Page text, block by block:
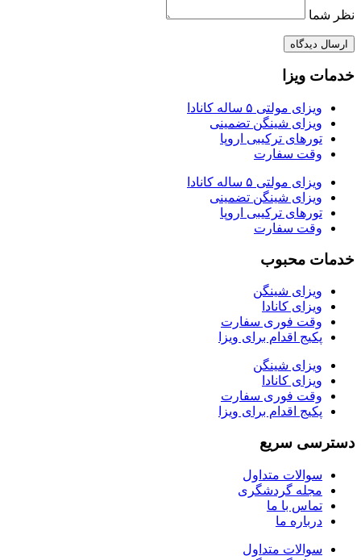
نظر شما
ارسال دیدگاه
خدمات ویزا
ویزای مولتی ۵ ساله کانادا
ویزای شینگن تضمینی
تورهای ترکیبی اروپا
وقت سفارت
ویزای مولتی ۵ ساله کانادا
ویزای شینگن تضمینی
تورهای ترکیبی اروپا
وقت سفارت
خدمات محبوب
ویزای شینگن
ویزای کانادا
وقت فوری سفارت
پکیج اقدام برای ویزا
ویزای شینگن
ویزای کانادا
وقت فوری سفارت
پکیج اقدام برای ویزا
دسترسی سریع
سوالات متداول
مجله گردشگری
تماس با ما
درباره ما
سوالات متداول